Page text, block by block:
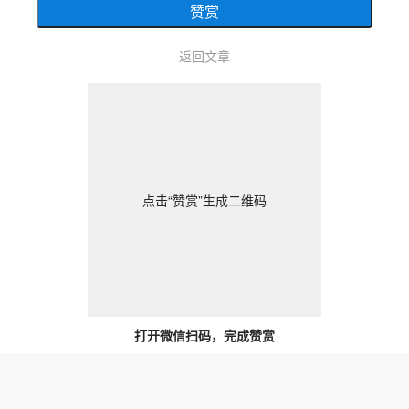
赞赏
返回文章
点击“赞赏”生成二维码
打开微信扫码，完成赞赏